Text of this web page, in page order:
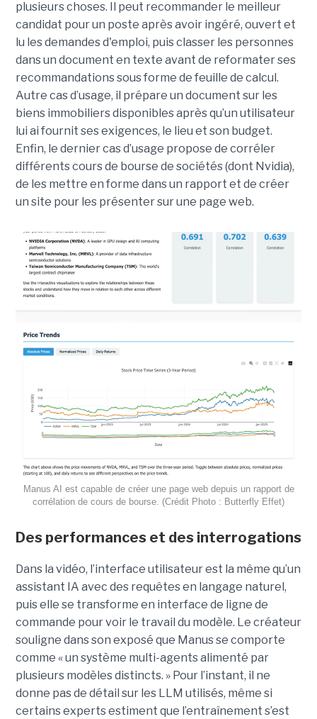
plusieurs choses. Il peut recommander le meilleur
candidat pour un poste après avoir ingéré, ouvert et
lu les demandes d'emploi, puis classer les personnes
dans un document en texte avant de reformater ses
recommandations sous forme de feuille de calcul.
Autre cas d’usage, il prépare un document sur les
biens immobiliers disponibles après qu’un utilisateur
lui ai fournit ses exigences, le lieu et son budget.
Enfin, le dernier cas d’usage propose de corréler
différents cours de bourse de sociétés (dont Nvidia),
de les mettre en forme dans un rapport et de créer
un site pour les présenter sur une page web.
Manus AI est capable de créer une page web depuis un rapport de
corrélation de cours de bourse. (Crédit Photo : Butterfly Effet)
Des performances et des interrogations
Dans la vidéo, l’interface utilisateur est la même qu’un
assistant IA avec des requêtes en langage naturel,
puis elle se transforme en interface de ligne de
commande pour voir le travail du modèle. Le créateur
souligne dans son exposé que Manus se comporte
comme « un système multi-agents alimenté par
plusieurs modèles distincts. » Pour l’instant, il ne
donne pas de détail sur les LLM utilisés, même si
certains experts estiment que l’entraînement s’est